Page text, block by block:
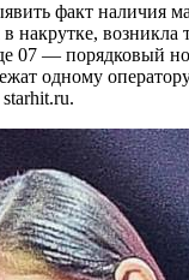
факт наличия
возникла
07 — порядковый
одному